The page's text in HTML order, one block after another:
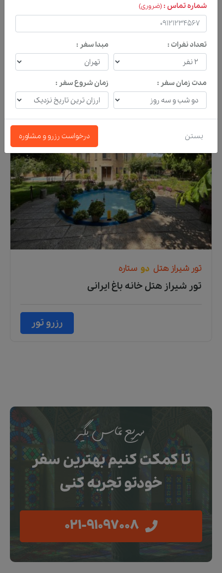
پیشنهاد تورهای مشابه
تور شیراز هتل دو ستاره
تور شیراز هتل خانه باغ ایرانی
رزرو تور
شماره تماس :(ضروری)
تعداد نفرات : مبدا سفر :
مدت زمان سفر : زمان شروع سفر :
بستن درخواست رزرو و مشاوره
سریع تماس بگیر
تا کمکت کنیم بهترین سفر
خودتو تجربه کنی
021-91097008